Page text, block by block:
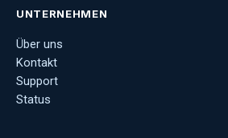
UNTERNEHMEN
Über uns
Kontakt
Support
Status